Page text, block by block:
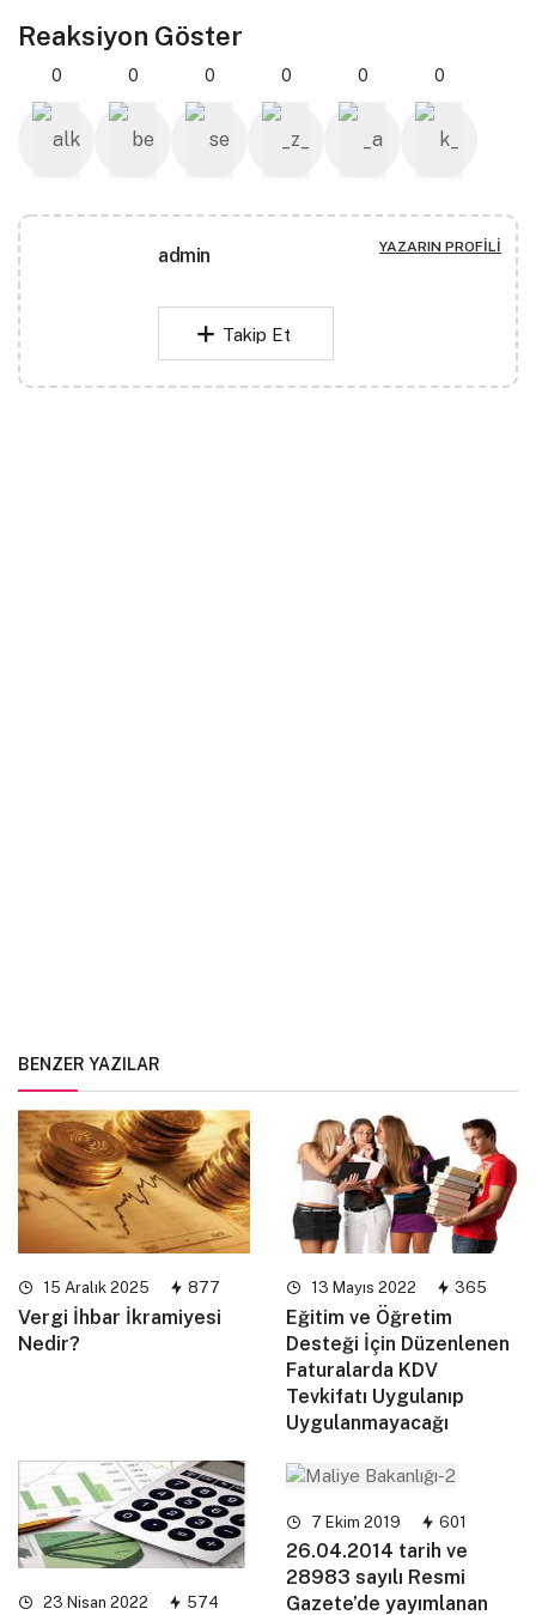
Reaksiyon Göster
0 0 0 0 0 0
admin YAZARIN PROFILI
Takip Et
BENZER YAZILAR
15 Aralık 2025 877
Vergi İhbar İkramiyesi
Nedir?
13 Mayıs 2022 365
Eğitim ve Öğretim
Desteği İçin Düzenlenen
Faturalarda KDV
Tevkifatı Uygulanıp
Uygulanmayacağı
23 Nisan 2022 574
7 Ekim 2019 601
26.04.2014 tarih ve
28983 sayılı Resmi
Gazete’de yayımlanan